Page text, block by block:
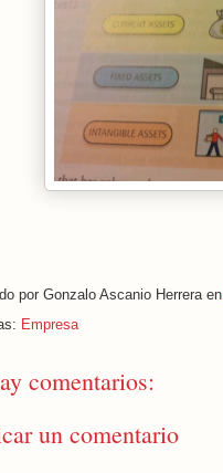
por Gonzalo Ascanio Herrera en
Empresa
comentarios:
un comentario